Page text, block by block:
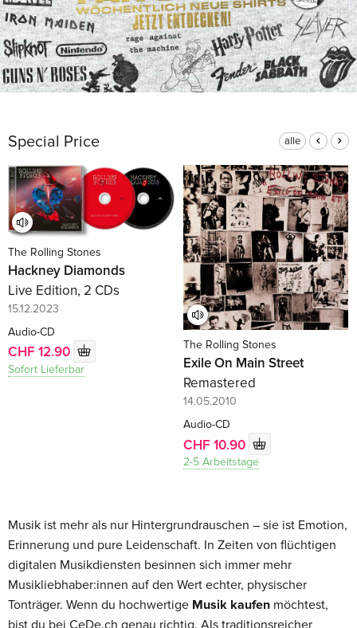
Special Price alle
The Rolling Stones
Hackney Diamonds
Live Edition, 2 CDs
15.12.2023
Audio-CD
CHF 12.90
Sofort Lieferbar
The Rolling Stones
Exile On Main Street
Remastered
14.05.2010
Audio-CD
CHF 10.90
2-5 Arbeitstage
Musik ist mehr als nur Hintergrundrauschen – sie ist Emotion,
Erinnerung und pure Leidenschaft. In Zeiten von flüchtigen
digitalen Musikdiensten besinnen sich immer mehr
Musikliebhaber:innen auf den Wert echter, physischer
Tonträger. Wenn du hochwertige Musik kaufen möchtest,